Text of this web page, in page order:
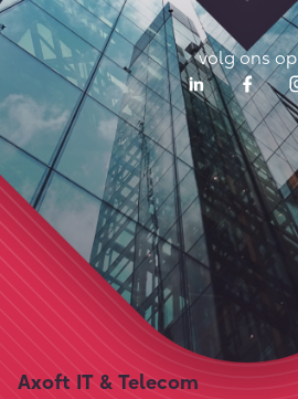
volg ons op
Axoft IT & Telecom